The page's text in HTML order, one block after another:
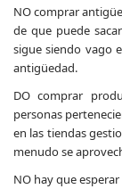
NO comprar
de que puede
sigue siendo vago
antigüedad.
DO comprar
personas
en las tiendas
menudo se
NO hay que